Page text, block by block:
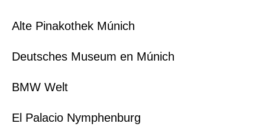
Alte Pinakothek Múnich
Deutsches Museum en Múnich
BMW Welt
El Palacio Nymphenburg